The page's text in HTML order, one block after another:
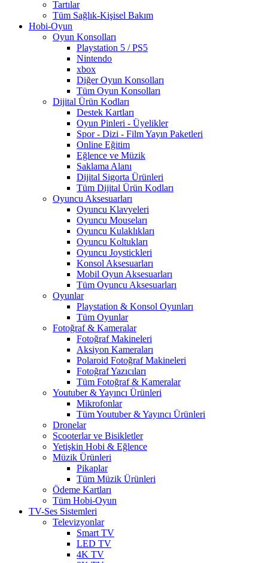
Tartılar
Tüm Sağlık-Kişisel Bakım
Hobi-Oyun
Oyun Konsolları
Playstation 5 / PS5
Nintendo
xbox
Diğer Oyun Konsolları
Tüm Oyun Konsolları
Dijital Ürün Kodları
Destek Kartları
Oyun Pinleri - Üyelikler
Spor - Dizi - Film Yayın Paketleri
Online Eğitim
Eğlence ve Müzik
Saklama Alanı
Dijital Sigorta Ürünleri
Tüm Dijital Ürün Kodları
Oyuncu Aksesuarları
Oyuncu Klavyeleri
Oyuncu Mouseları
Oyuncu Kulaklıkları
Oyuncu Koltukları
Oyuncu Joystickleri
Konsol Aksesuarları
Mobil Oyun Aksesuarları
Tüm Oyuncu Aksesuarları
Oyunlar
Playstation & Konsol Oyunları
Tüm Oyunlar
Fotoğraf & Kameralar
Fotoğraf Makineleri
Aksiyon Kameraları
Polaroid Fotoğraf Makineleri
Fotoğraf Yazıcıları
Tüm Fotoğraf & Kameralar
Youtuber & Yayıncı Ürünleri
Mikrofonlar
Tüm Youtuber & Yayıncı Ürünleri
Dronelar
Scooterlar ve Bisikletler
Yetişkin Hobi & Eğlence
Müzik Ürünleri
Pikaplar
Tüm Müzik Ürünleri
Ödeme Kartları
Tüm Hobi-Oyun
TV-Ses Sistemleri
Televizyonlar
Smart TV
LED TV
4K TV